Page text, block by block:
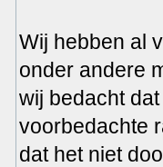
Wij hebben al
onder andere
wij bedacht
voorbedachte
dat het niet